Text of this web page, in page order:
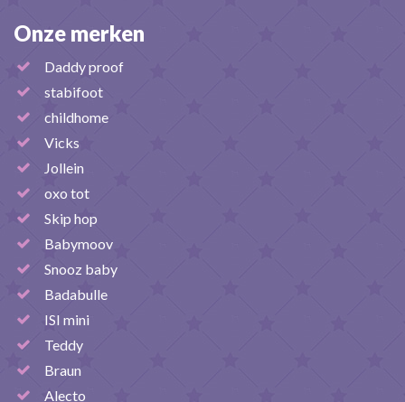
Onze merken
Daddy proof
stabifoot
childhome
Vicks
Jollein
oxo tot
Skip hop
Babymoov
Snooz baby
Badabulle
ISI mini
Teddy
Braun
Alecto